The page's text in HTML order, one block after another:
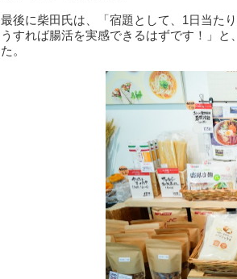
最後に柴田氏は、「宿題として、1日当た
うすれば腸活を実感できるはずです！」
た。